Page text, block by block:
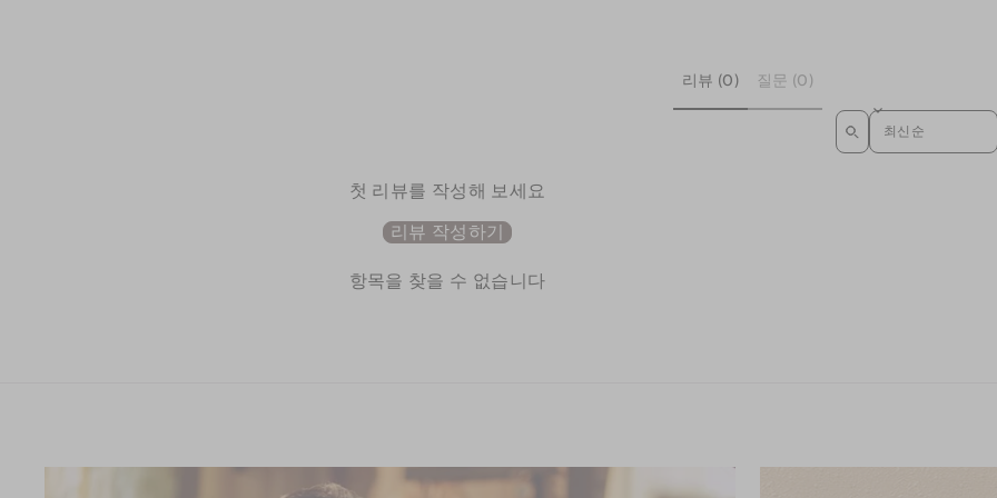
리뷰 (0) 질문 (0)
SORT REVIEWS
첫 리뷰를 작성해 보세요
리뷰 작성하기
항목을 찾을 수 없습니다